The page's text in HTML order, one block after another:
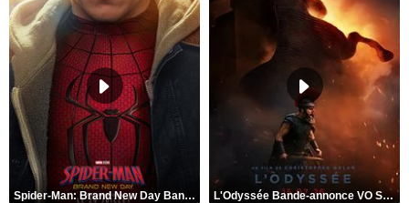
Spider-Man: Brand New Day Bande-annonce VO STFR L'Odyssée Bande-annonce VO STFR